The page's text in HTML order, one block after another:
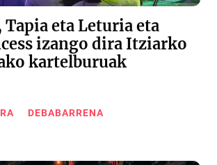
Tapia eta Leturia eta
izango dira Itziarko
kartelburuak
DEBABARRENA